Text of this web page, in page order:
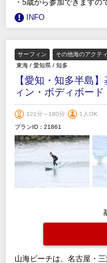
・5歳から参加できますの
INFO
サーフィン
その他海のアクテ
東海 / 愛知県 / 知多
【愛知・知多半島
ィン・ボディボード
121分～180分
1人OK
プランID：21861
山海ビーチは、名古屋・